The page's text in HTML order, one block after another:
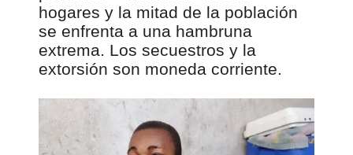
hogares y la mitad de la población
se enfrenta a una hambruna
extrema. Los secuestros y la
extorsión son moneda corriente.